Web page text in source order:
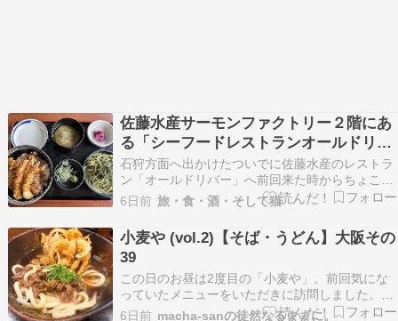
佐藤水産サーモンファクトリー２階にあ
る「シーフードレストランオールドリバ
ー」で海老天丼とお蕎麦のセット☆友人
はホッケと秋鮭のフライ定食☆
石狩方面へ出かけたついでに佐藤水産のレストラ
ン「オールドリバー」へ前回来た時からちょこち
ょこメニューが変わった感じ☆2階へレッツゴー
(。･∀･)ﾉﾞ ﾀﾞｰ!!!前回海老フライ定食を食べてとて
も美味しかったのでリピートしようかなと思った
のですがブログ的には違うものを食べたほうが…
6日前 旅・食・酒・そして猫
小麦や (vol.2)【そば・うどん】大阪その
39
この日のお昼は2度目の「小麦や」。前回気にな
っていたメニューをいただきに訪問しました。
12:50の訪問でしたが、カウンター席のみの店内
6日前 macha-sanの徒然なるままに。